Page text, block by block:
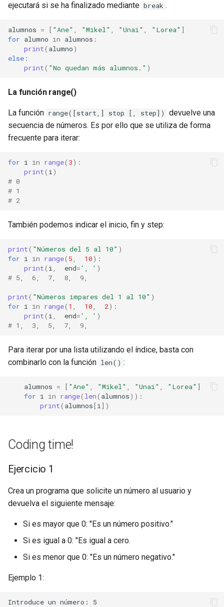
ejecutará si se ha finalizado mediante break .
alumnos = [ "Ane" "Mikel" "Unai" "Lorea" ]
for alumno in alumnos :
print( alumno)
else :
print( "No quedan más alumnos." )
La función range()
La función range([start,] stop [, step])
devuelve una
secuencia de números. Es por ello que se utiliza de forma
frecuente para iterar:
for i in range( 3):
print( i )
# 0
# 1
# 2
También podemos indicar el inicio, fin y step:
print( "Números del 5 al 10" )
for i in range( 5 10):
print( i end=', ' )
# 5,  6,  7,  8,  9,
print( "Números impares del 1 al 10" )
for i in range( 1 10 2):
print( i end=', ' )
# 1,  3,  5,  7,  9,
Para iterar por una lista utilizando el índice, basta con
combinarlo con la función len() :
alumnos = [ "Ane" "Mikel" "Unai" "Lorea" ]
for i in range( len( alumnos)):
print( alumnos[i ])
Coding time!
Ejercicio 1
Crea un programa que solicite un número al usuario y
devuelva el siguiente mensaje:
Si es mayor que 0: "Es un número positivo."
Si es igual a 0: "Es igual a cero.
Si es menor que 0: "Es un número negativo."
Ejemplo 1:
Introduce un número: 5